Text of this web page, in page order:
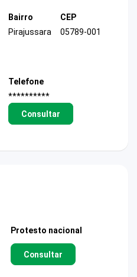
Bairro
Pirajussara
CEP
05789-001
Telefone
**********
Consultar
Protesto nacional
Consultar